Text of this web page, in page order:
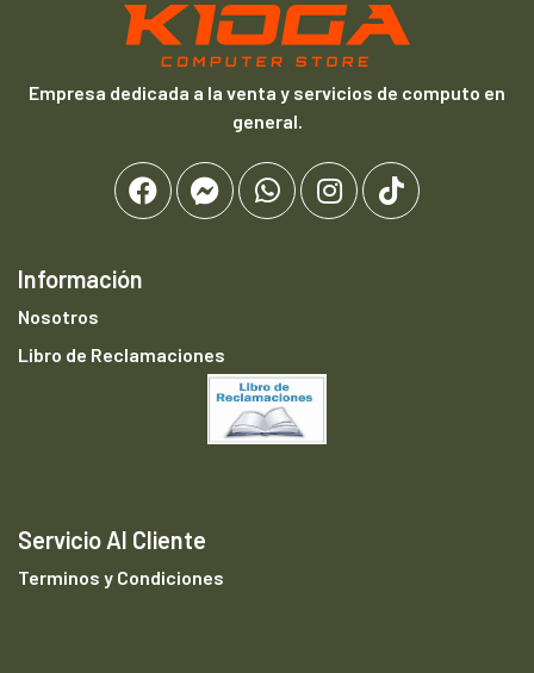
Empresa dedicada a la venta y servicios de computo en
general.
Información
Nosotros
Libro de Reclamaciones
Servicio Al Cliente
Terminos y Condiciones